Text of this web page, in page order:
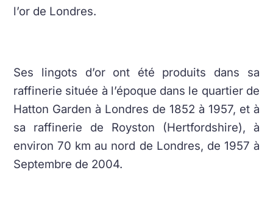
l’or de Londres.
Ses lingots d’or ont été produits dans sa
raffinerie située à l’époque dans le quartier de
Hatton Garden à Londres de 1852 à 1957, et à
sa raffinerie de Royston (Hertfordshire), à
environ 70 km au nord de Londres, de 1957 à
Septembre de 2004.